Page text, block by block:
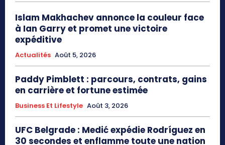
Islam Makhachev annonce la couleur face
à Ian Garry et promet une victoire
expéditive
Actualités Août 5, 2026
Paddy Pimblett : parcours, contrats, gains
en carrière et fortune estimée
Business Et Lifestyle Août 3, 2026
UFC Belgrade : Medić expédie Rodríguez en
30 secondes et enflamme toute une nation